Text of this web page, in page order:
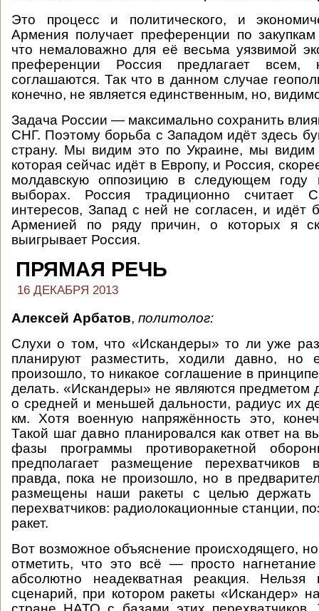
Это процесс и политического, и
Армения получает преференции по закупкам
что немаловажно для её весьма уязвимой
преференции Россия предлагает
соглашаются. Так что в данном случае
конечно, не является единственным, но,
Задача России — максимально сохранить
СНГ. Поэтому борьба с Западом идёт здесь
страну. Мы видим это по Украине, мы
которая сейчас идёт в Европу, и Россия,
молдавскую оппозицию в следующем году
выборах. Россия традиционно считает
интересов, Запад с ней не согласен, и идёт
Арменией по ряду причин, о которых я
выигрывает Россия.
ПРЯМАЯ РЕЧЬ
16 ДЕКАБРЯ 2013
Алексей Арбатов, политолог:
Слухи о том, что «Искандеры» то ли уже
планируют разместить, ходили давно, но
произошло, то никакое соглашение в
делать. «Искандеры» не являются предметом
о средней и меньшей дальности, радиус их
км. Хотя военную напряжённость это,
Такой шаг давно планировался как ответ на
фазы программы противоракетной
предполагает размещение
правда, пока не произошло, но в
размещены наши ракеты с целью держать
перехватчиков: радиолокационные станции,
ракет.
Вот возможное объяснение происходящего,
отметить, что это всё — просто
абсолютно неадекватная реакция. Нельзя
сценарий, при котором ракеты «Искандер»